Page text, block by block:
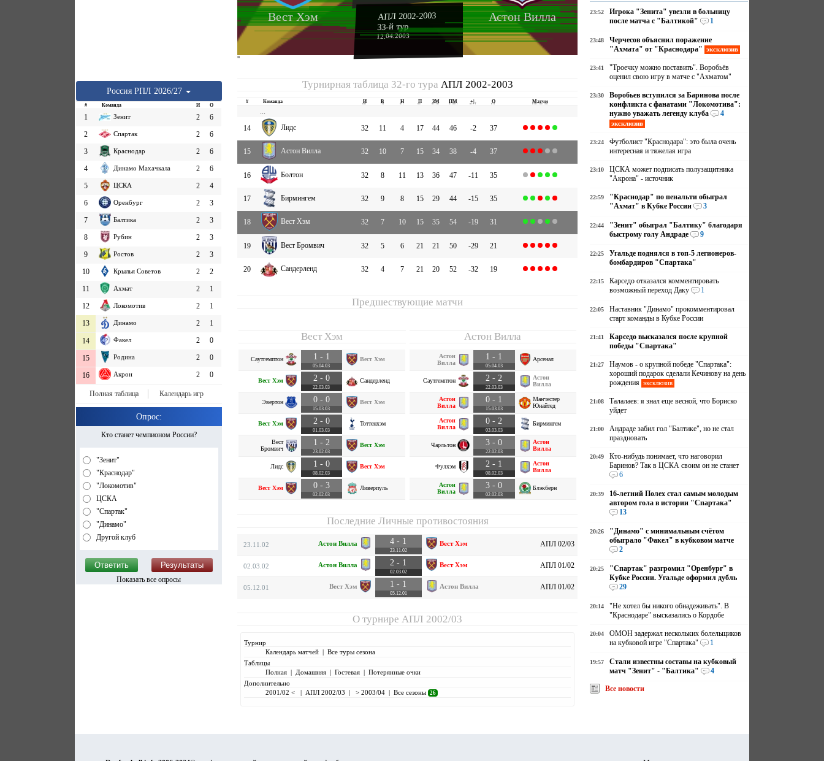
Россия РПЛ 2026/27
# Команда И О
1 Зенит 2
6
2
Спартак 2
6
3
Краснодар 2
6
4
Динамо Махачкала 2
6
5
ЦСКА 2
4
6
Оренбург 2
3
7
Балтика 2
3
8
Рубин 2
3
9
Ростов 2
3
10
Крылья Советов 2
2
11
Ахмат 2
1
12
Локомотив 2
1
13
Динамо 2 1
14 Факел 2 0
15 Родина 2 0
16 Акрон 2 0
Полная таблица Календарь игр
Опрос:
Кто станет чемпионом России?
"Зенит"
"Краснодар"
"Локомотив"
ЦСКА
"Спартак"
"Динамо"
Другой клуб
Показать все опросы
Вест Хэм Астон Вилла
АПЛ 2002-2003
33-й тур
12.04.2003
''
Турнирная таблица 32-го тура АПЛ 2002-2003
# Команда И В Н П ЗМ ПМ +|- О Матчи
...
14
Лидс 32 11 4 17 44 46 -2 37
15 Астон Вилла 32 10 7 15 34 38 -4 37
16 Болтон 32 8 11 13 36 47 -11 35
17 Бирмингем 32 9 8 15 29 44 -15 35
18 Вест Хэм 32 7 10 15 35 54 -19 31
19 Вест Бромвич 32 5 6 21 21 50 -29 21
20 Сандерленд 32 4 7 21 20 52 -32 19
Предшествующие матчи
Вест Хэм
Саутгемптон 1 - 1
05.04.03
Вест Хэм
Вест Хэм 2 - 0
22.03.03
Сандерленд
Эвертон 0 - 0
15.03.03
Вест Хэм
Вест Хэм 2 - 0
01.03.03
Тоттенхэм
Вест
Бромвич
1 - 2
23.02.03
Вест Хэм
Лидс 1 - 0
08.02.03
Вест Хэм
Вест Хэм 0 - 3
02.02.03
Ливерпуль
Астон Вилла
Астон
Вилла
1 - 1
05.04.03
Арсенал
Саутгемптон 2 - 2
22.03.03
Астон
Вилла
Астон
Вилла
0 - 1
15.03.03
Манчестер
Юнайтед
Астон
Вилла
0 - 2
03.03.03
Бирмингем
Чарльтон 3 - 0
22.02.03
Астон
Вилла
Фулхэм 2 - 1
08.02.03
Астон
Вилла
Астон
Вилла
3 - 0
02.02.03
Блэкберн
Последние Личные противостояния
23.11.02 Астон Вилла 4 - 1
23.11.02
Вест Хэм АПЛ 02/03
02.03.02 Астон Вилла 2 - 1
02.03.02
Вест Хэм АПЛ 01/02
05.12.01 Вест Хэм 1 - 1
05.12.01
Астон Вилла АПЛ 01/02
О турнире АПЛ 2002/03
Турнир
Календарь матчей| Все туры сезона
Таблицы
Полная| Домашняя| Гостевая| Потерянные очки
Дополнительно
2001/02 <
| АПЛ 2002/03 | > 2003/04| Все сезоны 26
23:52
Игрока "Зенита" увезли в больницу
после матча с "Балтикой"
1
23:48
Черчесов объяснил поражение
"Ахмата" от "Краснодара"
эксклюзив
23:41
"Троечку можно поставить". Воробьёв
оценил свою игру в матче с "Ахматом"
23:30
Воробьев вступился за Баринова после
конфликта с фанатами "Локомотива":
нужно уважать легенду клуба
4
эксклюзив
23:24
Футболист "Краснодара": это была очень
интересная и тяжелая игра
23:10
ЦСКА может подписать полузащитника
"Акрона" - источник
22:59
"Краснодар" по пенальти обыграл
"Ахмат" в Кубке России
3
22:44
"Зенит" обыграл "Балтику" благодаря
быстрому голу Андраде
9
22:25
Угальде поднялся в топ-5 легионеров-
бомбардиров "Спартака"
22:15
Карседо отказался комментировать
возможный переход Даку
1
22:05
Наставник "Динамо" прокомментировал
старт команды в Кубке России
21:41
Карседо высказался после крупной
победы "Спартака"
21:27
Наумов - о крупной победе "Спартака":
хороший подарок сделали Кечинову на день
рождения эксклюзив
21:08
Талалаев: я знал еще весной, что Бориско
уйдет
21:00
Андраде забил гол "Балтике", но не стал
праздновать
20:49
Кто-нибудь понимает, что наговорил
Баринов? Так в ЦСКА своим он не станет
6
20:39
16-летний Полех стал самым молодым
автором гола в истории "Спартака"
13
20:26
"Динамо" с минимальным счётом
обыграло "Факел" в кубковом матче
2
20:25
"Спартак" разгромил "Оренбург" в
Кубке России. Угальде оформил дубль
29
20:14
"Не хотел бы никого обнадеживать". В
"Краснодаре" высказались о Кордобе
20:04
ОМОН задержал нескольких болельщиков
на кубковой игре "Спартака"
1
19:57
Стали известны составы на кубковый
матч "Зенит" - "Балтика"
4
Все новости